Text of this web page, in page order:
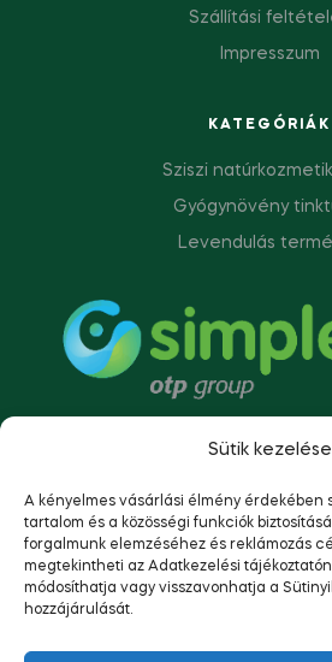
Sütik kezelése
A kényelmes vásárlási élmény érdekében
tartalom és a közösségi funkciók
forgalmunk elemzéséhez és reklámozás
megtekintheti az Adatkezelési
módosíthatja vagy visszavonhatja a
hozzájárulását.
Szállítási
Impresszum
KATEGÓRIÁK
Sziszi
Gyógynövény
Levendulás